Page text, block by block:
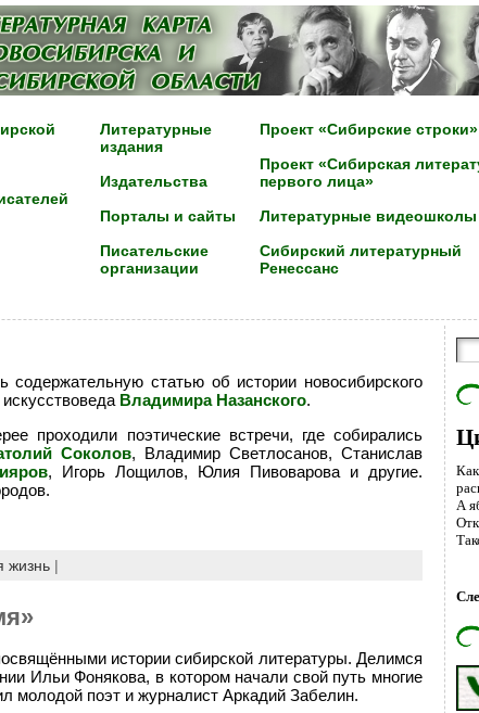
Литературные
издания
Издательства
Порталы и сайты
Писательские
организации
Проект «Сибирские строки»
Проект «Сибирская
первого лица»
Литературные видеошколы
Сибирский литературный
Ренессанс
статью об истории новосибирского
Владимира Назанского.
проходили поэтические встречи, где собирались
Соколов, Владимир Светлосанов, Станислав
, Игорь Лощилов, Юлия Пивоварова и другие.
жизнь|
истории сибирской литературы. Делимся
Ильи Фонякова, в котором начали свой путь многие
молодой поэт и журналист Аркадий Забелин.
А